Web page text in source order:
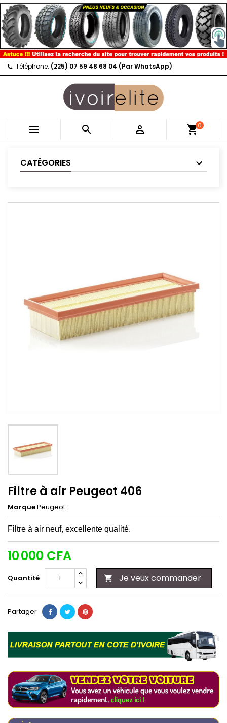
Téléphone: (225) 07 59 48 68 04 (Par WhatsApp)
   shopping_cart0
CATÉGORIES
Filtre à air Peugeot 406
MarquePeugeot
Filtre à air neuf, excellente qualité.
10 000 CFA
Quantité  Je veux commander
Partager